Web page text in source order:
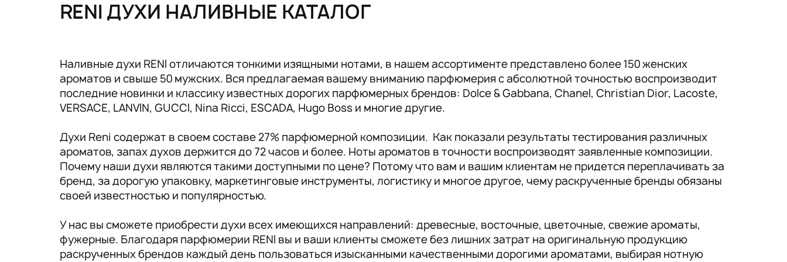
Парикмахерские и салоны красоты
Расходники и хозтовары.
Аксессуары RENI
RENI ДУХИ НАЛИВНЫЕ КАТАЛОГ
Наливные духи RENI отличаются тонкими изящными нотами, в нашем ассортименте представлено более 150 женских
ароматов и свыше 50 мужских. Вся предлагаемая вашему вниманию парфюмерия с абсолютной точностью воспроизводит
последние новинки и классику известных дорогих парфюмерных брендов: Dolce & Gabbana, Chanel, Christian Dior, Lacoste,
VERSACE, LANVIN, GUCCI, Nina Ricci, ESCADA, Hugo Boss и многие другие.
Духи Reni содержат в своем составе 27% парфюмерной композиции. Как показали результаты тестирования различных
ароматов, запах духов держится до 72 часов и более. Ноты ароматов в точности воспроизводят заявленные композиции.
Почему наши духи являются такими доступными по цене? Потому что вам и вашим клиентам не придется переплачивать за
бренд, за дорогую упаковку, маркетинговые инструменты, логистику и многое другое, чему раскрученные бренды обязаны
своей известностью и популярностью.
У нас вы сможете приобрести духи всех имеющихся направлений: древесные, восточные, цветочные, свежие ароматы,
фужерные. Благодаря парфюмерии RENI вы и ваши клиенты сможете без лишних затрат на оригинальную продукцию
раскрученных брендов каждый день пользоваться изысканными качественными дорогими ароматами, выбирая нотную